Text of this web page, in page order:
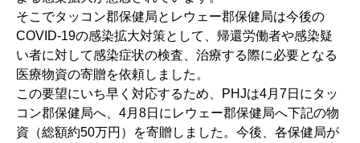
そこでタッコン郡保健局とレウェー郡保健局は今後の
COVID-19の感染拡大対策として、帰還労働者や感染疑
い者に対して感染症状の検査、治療する際に必要となる
医療物資の寄贈を依頼しました。
この要望にいち早く対応するため、PHJは4月7日にタッ
コン郡保健局へ、4月8日にレウェー郡保健局へ下記の物
資（総額約50万円）を寄贈しました。今後、各保健局が